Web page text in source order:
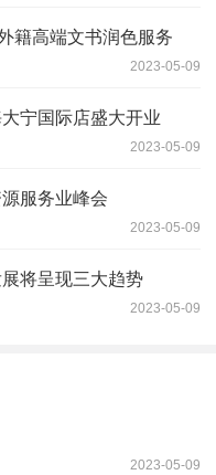
籍高端文书润色服务
2023-05-09
宁国际店盛大开业
2023-05-09
服务业峰会
2023-05-09
将呈现三大趋势
2023-05-09
2023-05-09